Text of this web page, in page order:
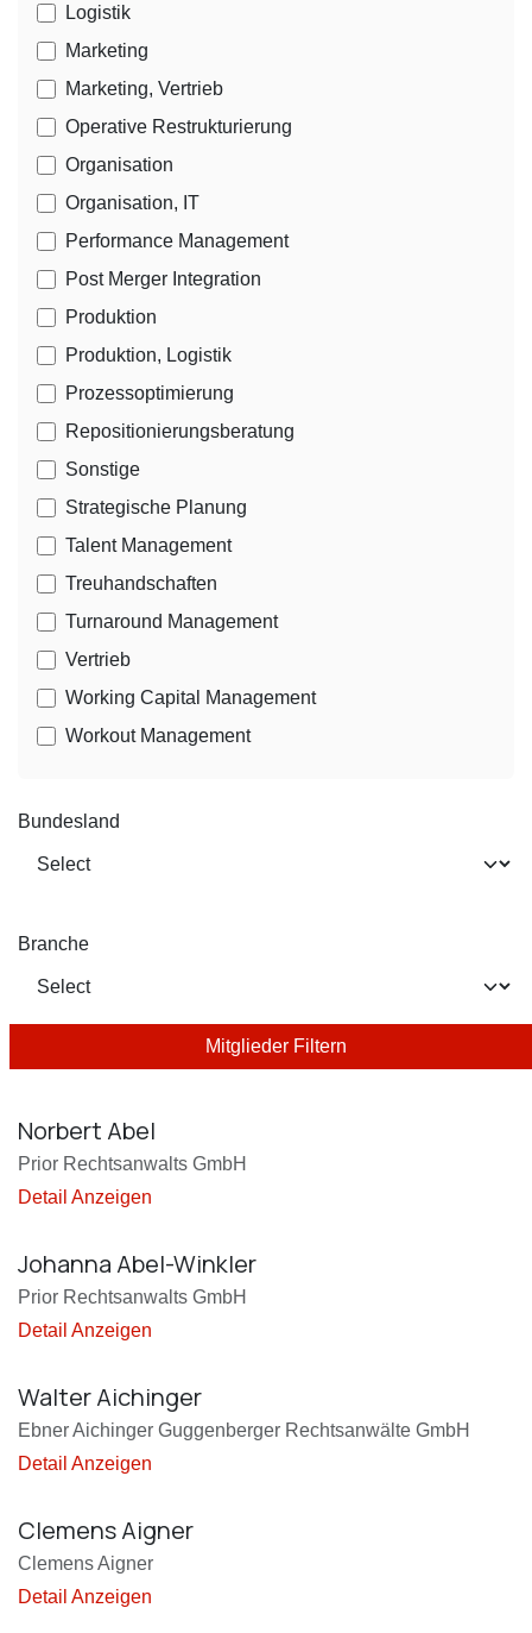
Logistik
Marketing
Marketing, Vertrieb
Operative Restrukturierung
Organisation
Organisation, IT
Performance Management
Post Merger Integration
Produktion
Produktion, Logistik
Prozessoptimierung
Repositionierungsberatung
Sonstige
Strategische Planung
Talent Management
Treuhandschaften
Turnaround Management
Vertrieb
Working Capital Management
Workout Management
Bundesland
Branche
Mitglieder Filtern
Norbert Abel
Prior Rechtsanwalts GmbH
Detail Anzeigen
Johanna Abel-Winkler
Prior Rechtsanwalts GmbH
Detail Anzeigen
Walter Aichinger
Ebner Aichinger Guggenberger Rechtsanwälte GmbH
Detail Anzeigen
Clemens Aigner
Clemens Aigner
Detail Anzeigen